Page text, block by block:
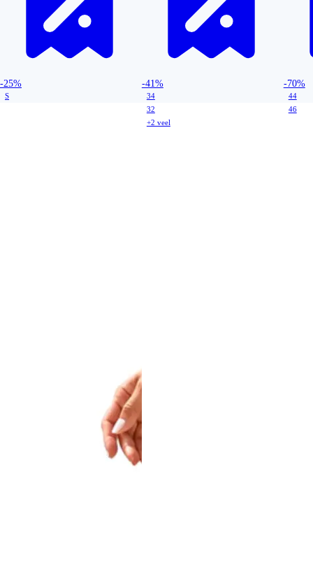
-25%
S
-41%
34
32
+2 veel
-70%
44
46